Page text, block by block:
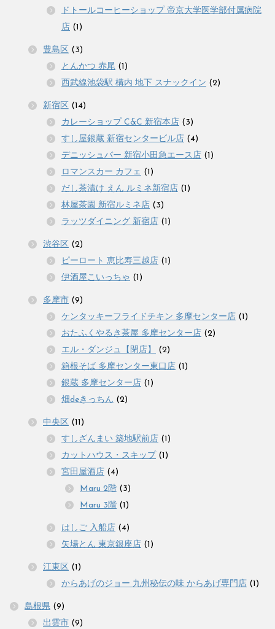
ドトールコーヒーショップ 帝京大学医学部付属病院
店 (1)
豊島区 (3)
とんかつ 赤尾 (1)
西武線池袋駅 構内 地下 スナックイン (2)
新宿区 (14)
カレーショップ C&C 新宿本店 (3)
すし屋銀蔵 新宿センタービル店 (4)
デニッシュバー 新宿小田急エース店 (1)
ロマンスカー カフェ (1)
だし茶漬け えん ルミネ新宿店 (1)
林屋茶園 新宿ルミネ店 (3)
ラッツダイニング 新宿店 (1)
渋谷区 (2)
ピーロート 恵比寿三越店 (1)
伊酒屋こいっちゃ (1)
多摩市 (9)
ケンタッキーフライドチキン 多摩センター店 (1)
おたふくやるき茶屋 多摩センター店 (2)
エル・ダンジュ【閉店】
(2)
箱根そば 多摩センター東口店 (1)
銀蔵 多摩センター店 (1)
畑deきっちん (2)
中央区 (11)
すしざんまい 築地駅前店 (1)
カットハウス・スキップ (1)
宮田屋酒店 (4)
Maru 2階 (3)
Maru 3階 (1)
はしご 入船店 (4)
矢場とん 東京銀座店 (1)
江東区 (1)
からあげのジョー 九州秘伝の味 からあげ専門店 (1)
島根県 (9)
出雲市 (9)